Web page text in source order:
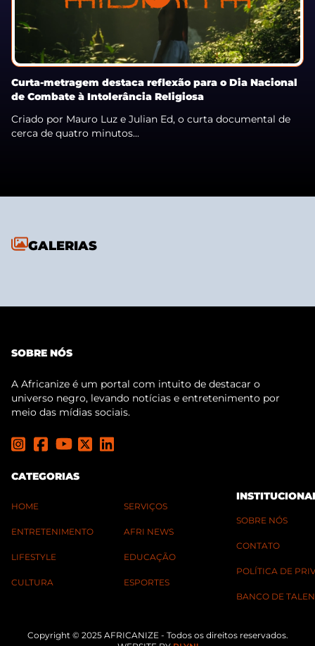
Curta-metragem destaca reflexão para o Dia Nacional
de Combate à Intolerância Religiosa
Criado por Mauro Luz e Julian Ed, o curta documental de
cerca de quatro minutos...
GALERIAS
SOBRE NÓS
A Africanize é um portal com intuito de destacar o
universo negro, levando notícias e entretenimento por
meio das mídias sociais.
CATEGORIAS
HOME
ENTRETENIMENTO
LIFESTYLE
CULTURA
SERVIÇOS
AFRI NEWS
EDUCAÇÃO
ESPORTES
SOBRE NÓS
CONTATO
POLÍTICA DE
BANCO DE
Copyright © 2025 AFRICANIZE - Todos os direitos reservados.